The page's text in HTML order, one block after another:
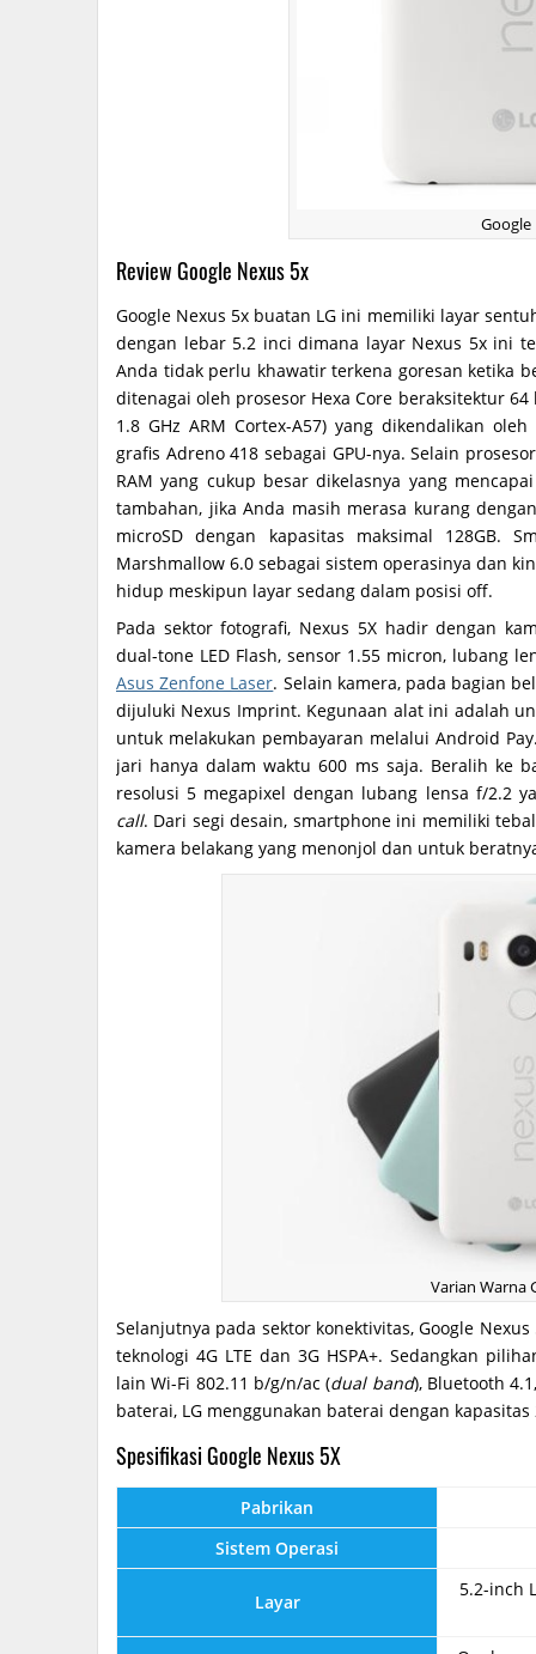
Google
Review Google Nexus 5x
Google Nexus 5x buatan LG ini memiliki layar
dengan lebar 5.2 inci dimana layar Nexus 5x ini
Anda tidak perlu khawatir terkena goresan ketika
ditenagai oleh prosesor Hexa Core beraksitektur 64
1.8 GHz ARM Cortex-A57) yang dikendalikan
grafis Adreno 418 sebagai GPU-nya. Selain
RAM yang cukup besar dikelasnya yang
tambahan, jika Anda masih merasa kurang
microSD dengan kapasitas maksimal 128GB.
Marshmallow 6.0 sebagai sistem operasinya dan
hidup meskipun layar sedang dalam posisi off.
Pada sektor fotografi, Nexus 5X hadir dengan
dual-tone LED Flash, sensor 1.55 micron, lubang
Asus Zenfone Laser. Selain kamera, pada bagian
dijuluki Nexus Imprint. Kegunaan alat ini adalah
untuk melakukan pembayaran melalui Android
jari hanya dalam waktu 600 ms saja. Beralih ke
resolusi 5 megapixel dengan lubang lensa f/2.2
call. Dari segi desain, smartphone ini memiliki
kamera belakang yang menonjol dan untuk
Varian Warna
Selanjutnya pada sektor konektivitas, Google
teknologi 4G LTE dan 3G HSPA+. Sedangkan
lain Wi-Fi 802.11 b/g/n/ac (dual band), Bluetooth
baterai, LG menggunakan baterai dengan kapasitas
Spesifikasi Google Nexus 5X
Pabrikan
Sistem Operasi
Layar
5.2-inch